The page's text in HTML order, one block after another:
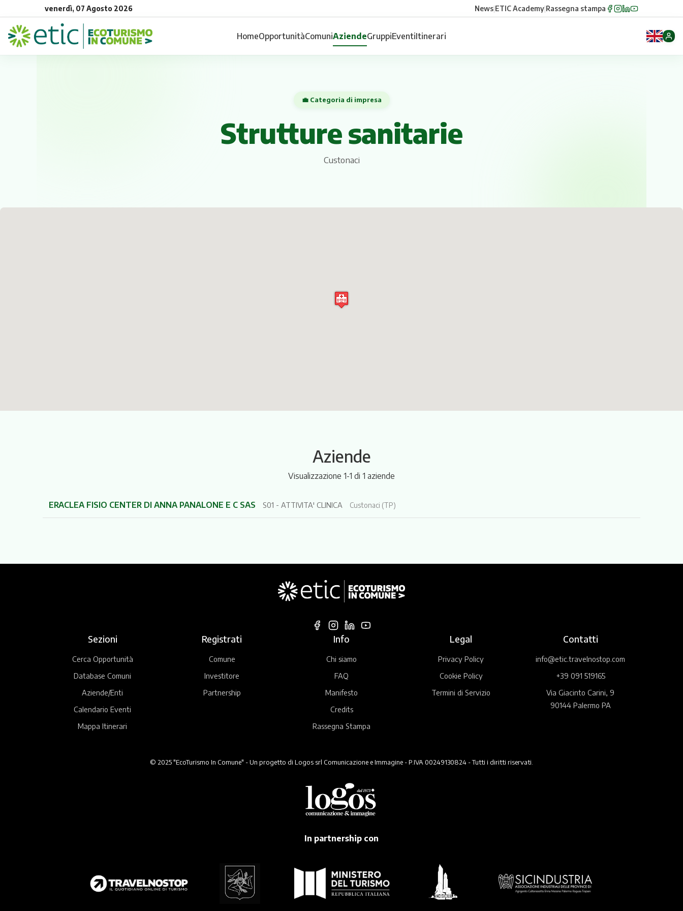
venerdì, 07 Agosto 2026 News|ETIC Academy|Rassegna stampa
HomeOpportunitàComuniAziendeGruppiEventiItinerari
💼 Categoria di impresa
Strutture sanitarie
Custonaci
Aziende
Visualizzazione 1-1 di 1 aziende
ERACLEA FISIO CENTER DI ANNA PANALONE E C SAS S01 - ATTIVITA' CLINICA Custonaci (TP)
Sezioni
Cerca Opportunità
Database Comuni
Aziende/Enti
Calendario Eventi
Mappa Itinerari
Registrati
Comune
Investitore
Partnership
Info
Chi siamo
FAQ
Manifesto
Credits
Rassegna Stampa
Legal
Privacy Policy
Cookie Policy
Termini di Servizio
Contatti
info@etic.travelnostop.com
+39 091 519165
Via Giacinto Carini, 9
90144 Palermo PA
© 2025 "EcoTurismo In Comune" - Un progetto di Logos srl Comunicazione e Immagine - P.IVA 00249130824 - Tutti i diritti riservati.
In partnership con